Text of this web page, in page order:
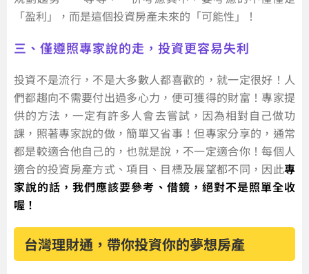
「盈利」，而是這個投資房產未來的「可能性」！
三、僅遵照專家說的走，投資更容易失利
投資不是流行，不是大多數人都喜歡的，就一定很好！人
們都趨向不需要付出過多心力，便可獲得的財富！專家提
供的方法，一定有許多人會去嘗試，因為相對自己做功
課，照著專家說的做，簡單又省事！但專家分享的，通常
都是較適合他自己的，也就是說，不一定適合你！每個人
適合的投資房產方式、項目、目標及展望都不同，因此專
家說的話，我們應該要參考、借鏡，絕對不是照單全收
喔！
台灣理財通，帶你投資你的夢想房產